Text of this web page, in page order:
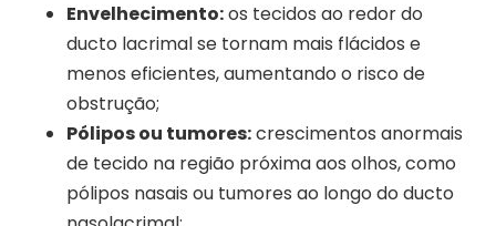
Envelhecimento:os tecidos ao redor do
ducto lacrimal se tornam mais flácidos e
menos eficientes, aumentando o risco de
obstrução;
Pólipos ou tumores:crescimentos anormais
de tecido na região próxima aos olhos, como
pólipos nasais ou tumores ao longo do ducto